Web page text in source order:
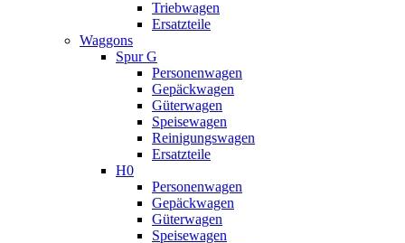
Triebwagen
Ersatzteile
Waggons
Spur G
Personenwagen
Gepäckwagen
Güterwagen
Speisewagen
Reinigungswagen
Ersatzteile
H0
Personenwagen
Gepäckwagen
Güterwagen
Speisewagen